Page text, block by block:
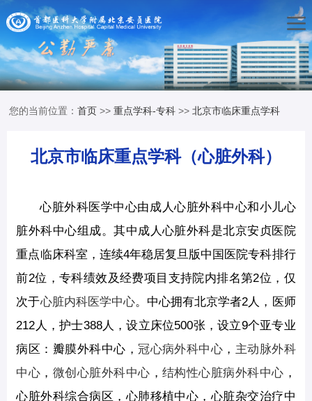
您的当前位置：首页 >>重点学科-专科 >>北京市临床重点学科
北京市临床重点学科（心脏外科）
心脏外科医学中心由成人心脏外科中心和小儿心
脏外科中心组成。其中成人心脏外科是北京安贞医院
重点临床科室，连续4年稳居复旦版中国医院专科排行
前2位，专科绩效及经费项目支持院内排名第2位，仅
次于心脏内科医学中心。中心拥有北京学者2人，医师
212人，护士388人，设立床位500张，设立9个亚专业
病区：瓣膜外科中心， 冠心病外科中心 ， 主动脉外科
中心 ， 微创心脏外科中心 ， 结构性心脏病外科中心 ，
心脏外科综合病区，心肺移植中心，心脏杂交治疗中